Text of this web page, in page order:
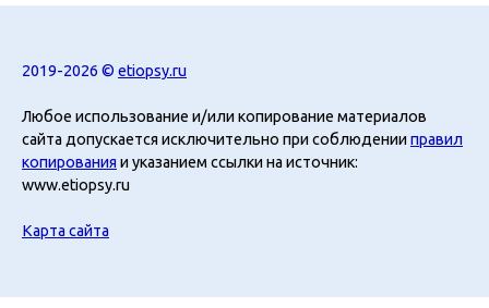
2019-2026 © etiopsy.ru
Любое использование и/или копирование материалов
сайта допускается исключительно при соблюденииправил
копирования и указанием ссылки на источник:
www.etiopsy.ru
Карта сайта